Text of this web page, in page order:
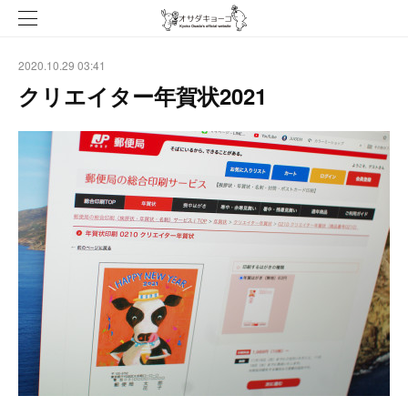
2020.10.29 03:41
クリエイター年賀状2021